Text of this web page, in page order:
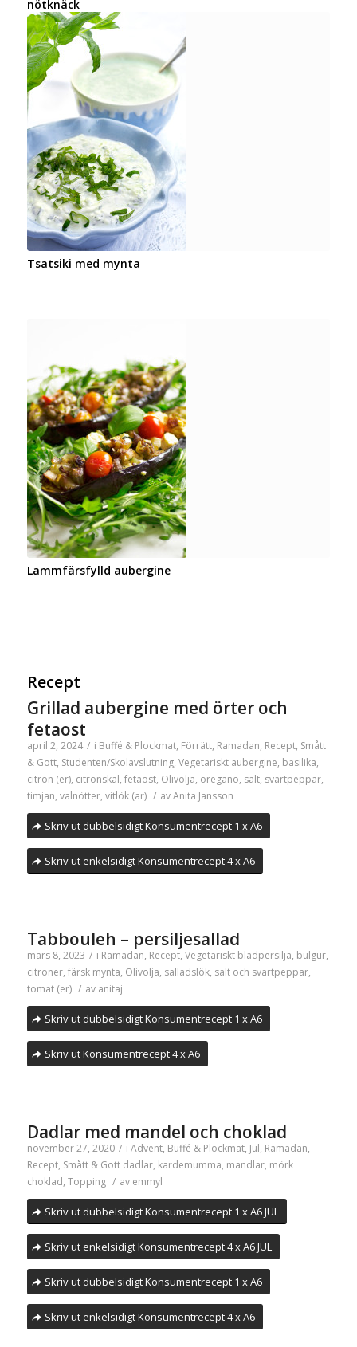
nötknäck
Tsatsiki med mynta
Lammfärsfylld aubergine
Recept
Grillad aubergine med örter och
fetaost
april 2, 2024 / i Buffé & Plockmat, Förrätt, Ramadan, Recept, Smått
& Gott, Studenten/Skolavslutning, Vegetariskt aubergine, basilika,
citron (er), citronskal, fetaost, Olivolja, oregano, salt, svartpeppar,
timjan, valnötter, vitlök (ar) / avAnita Jansson
Skriv ut dubbelsidigt Konsumentrecept 1 x A6
Skriv ut enkelsidigt Konsumentrecept 4 x A6
Tabbouleh – persiljesallad
mars 8, 2023 / i Ramadan, Recept, Vegetariskt bladpersilja, bulgur,
citroner, färsk mynta, Olivolja, salladslök, salt och svartpeppar,
tomat (er) / av anitaj
Skriv ut dubbelsidigt Konsumentrecept 1 x A6
Skriv ut Konsumentrecept 4 x A6
Dadlar med mandel och choklad
november 27, 2020 / i Advent, Buffé & Plockmat, Jul, Ramadan,
Recept, Smått & Gott dadlar, kardemumma, mandlar, mörk
choklad, Topping / av emmyl
Skriv ut dubbelsidigt Konsumentrecept 1 x A6 JUL
Skriv ut enkelsidigt Konsumentrecept 4 x A6 JUL
Skriv ut dubbelsidigt Konsumentrecept 1 x A6
Skriv ut enkelsidigt Konsumentrecept 4 x A6